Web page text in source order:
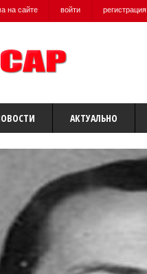
на сайте войти регистрация
АКТУАЛЬНО